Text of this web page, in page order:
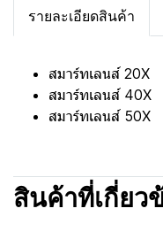
รายละเอียดสินค้า
สมาร์ทเลนส์ 20X
สมาร์ทเลนส์ 40X
สมาร์ทเลนส์ 50X
สินค้าที่เกี่ยว